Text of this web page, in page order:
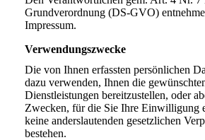
Grundverordnung (DS-GVO)
Impressum.
Verwendungszwecke
Die von Ihnen erfassten persönlichen
dazu verwenden, Ihnen die
Dienstleistungen bereitzustellen, oder
Zwecken, für die Sie Ihre Einwilligung
keine anderslautenden gesetzlichen
bestehen.